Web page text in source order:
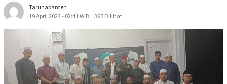
Tarunabanten
19 April 2023 - 02:41 WIB
395 Dilihat